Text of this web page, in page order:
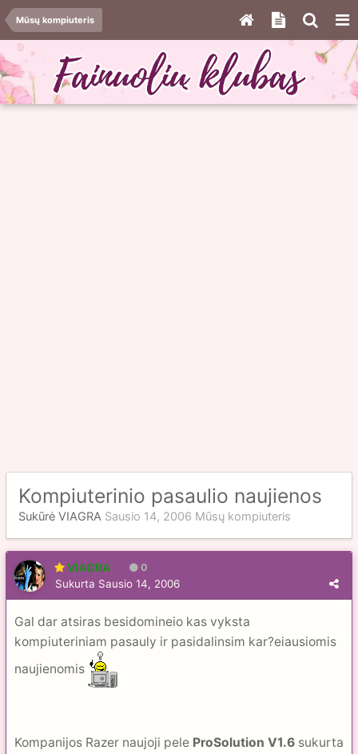
Mūsų kompiuteris
Kompiuterinio pasaulio naujienos
Sukūrė VIAGRA Sausio 14, 2006 Mūsų kompiuteris
VIAGRA 0
Sukurta Sausio 14, 2006
Gal dar atsiras besidomineio kas vyksta
kompiuteriniam pasauly ir pasidalinsim kar?eiausiomis
naujienomis
Kompanijos Razer naujoji pele ProSolution V1.6 sukurta